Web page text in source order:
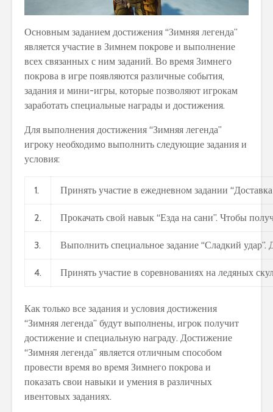
Основным заданием достижения “Зимняя легенда”
является участие в Зимнем покрове и выполнение
всех связанных с ним заданий. Во время Зимнего
покрова в игре появляются различные события,
задания и мини-игры, которые позволяют игрокам
заработать специальные награды и достижения.
Для выполнения достижения “Зимняя легенда”
игроку необходимо выполнить следующие задания и
условия:
1. Принять участие в ежедневном задании
2. Прокачать свой навык “Езда на сани”. Чтобы
3. Выполнить специальное задание “Сладкий
4. Принять участие в соревнованиях на ледяных
Как только все задания и условия достижения
“Зимняя легенда” будут выполнены, игрок получит
достижение и специальную награду. Достижение
“Зимняя легенда” является отличным способом
провести время во время Зимнего покрова и
показать свои навыки и умения в различных
ивентовых заданиях.